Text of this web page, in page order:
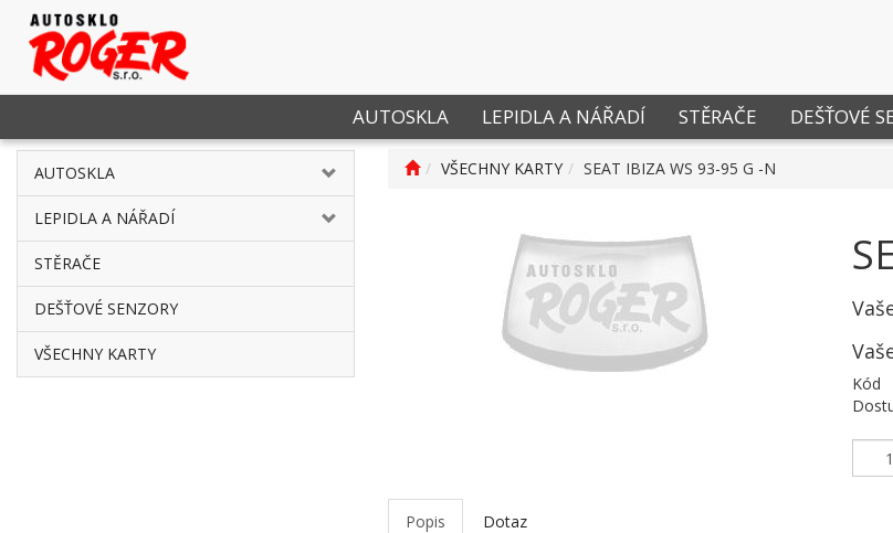
AUTOSKLA LEPIDLA A NÁŘADÍ STĚRAČE DEŠŤOVÉ
AUTOSKLA
LEPIDLA A NÁŘADÍ
STĚRAČE
DEŠŤOVÉ SENZORY
VŠECHNY KARTY
VŠECHNY KARTY SEAT IBIZA WS 93-95 G -N
Kód
Popis Dotaz